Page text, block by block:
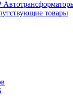
товары